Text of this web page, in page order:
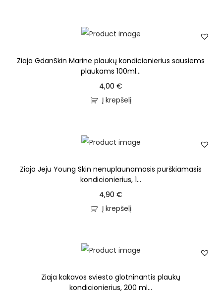
Ziaja GdanSkin Marine plaukų kondicionierius sausiems
plaukams 100ml...
4,00€
Į krepšelį
Ziaja Jeju Young Skin nenuplaunamasis purškiamasis
kondicionierius, 1...
4,90€
Į krepšelį
Ziaja kakavos sviesto glotninantis plaukų
kondicionierius, 200 ml...